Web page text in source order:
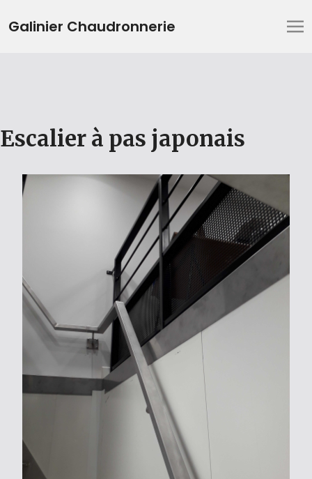
Galinier Chaudronnerie
Escalier à pas japonais